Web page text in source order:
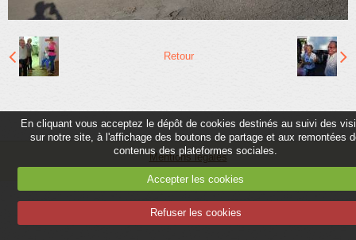
Adhérer
Retour
Mentions légales
En cliquant vous acceptez le dépôt de cookies destinés au suivi des
sur notre site, à l'affichage des boutons de partage et aux remontées
contenus des plateformes sociales.
Accepter les cookies
Refuser les cookies